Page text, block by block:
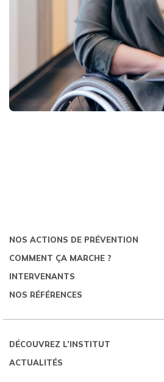
NOS ACTIONS DE PRÉVENTION
COMMENT ÇA MARCHE ?
INTERVENANTS
NOS RÉFÉRENCES
DÉCOUVREZ L’INSTITUT
ACTUALITÉS